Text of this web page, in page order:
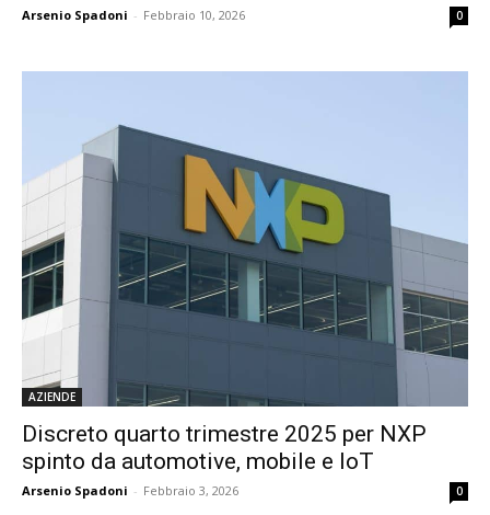
Arsenio Spadoni - Febbraio 10, 2026 0
AZIENDE
Discreto quarto trimestre 2025 per NXP
spinto da automotive, mobile e IoT
Arsenio Spadoni - Febbraio 3, 2026 0